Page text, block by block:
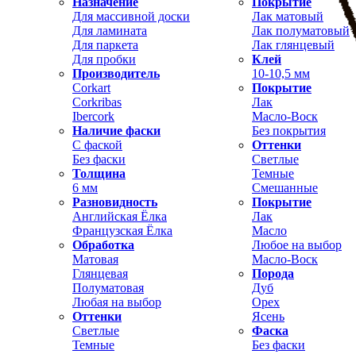
Для массивной доски
Для ламината
Для паркета
Для пробки
Лак матовый
Лак полуматовый
Лак глянцевый
Клей
Производитель
Corkart
Corkribas
Ibercork
Наличие фаски
С фаской
Без фаски
Толщина
6 мм
10-10,5 мм
Покрытие
Лак
Масло-Воск
Без покрытия
Оттенки
Светлые
Темные
Смешанные
Разновидность
Английская Ёлка
Французская Ёлка
Обработка
Матовая
Глянцевая
Полуматовая
Любая на выбор
Оттенки
Светлые
Темные
Покрытие
Лак
Масло
Любое на выбор
Масло-Воск
Порода
Дуб
Орех
Ясень
Фаска
Без фаски